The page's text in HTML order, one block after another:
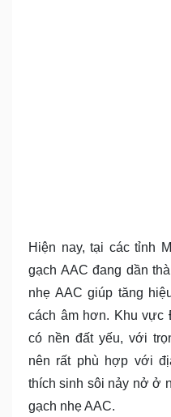
Hiện nay, tại các tỉnh
gạch AAC đang dần
nhẹ AAC giúp tăng
cách âm hơn. Khu vực
có nền đất yếu, với
nên rất phù hợp với
thích sinh sôi nảy nở ở
gạch nhẹ AAC.